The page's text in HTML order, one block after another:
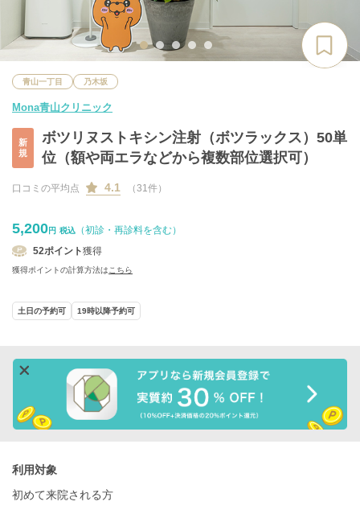
青山一丁目 乃木坂
Mona青山クリニック
新
規
ボツリヌストキシン注射（ボツラックス）50単
位（額や両エラなどから複数部位選択可）
口コミの平均点 4.1 （31件）
5,200円 税込
（初診・再診料を含む）
52ポイント獲得
獲得ポイントの計算方法はこちら
土日の予約可 19時以降予約可
利用対象
初めて来院される方